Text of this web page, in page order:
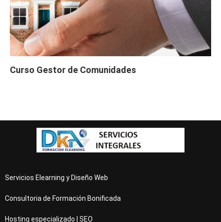
Curso Gestor de Comunidades
Servicios Elearning y Diseño Web
Consultoria de Formación Bonificada
Hosting especializado | SEO